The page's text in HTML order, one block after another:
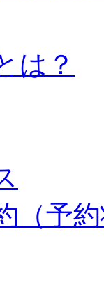
は？
（予